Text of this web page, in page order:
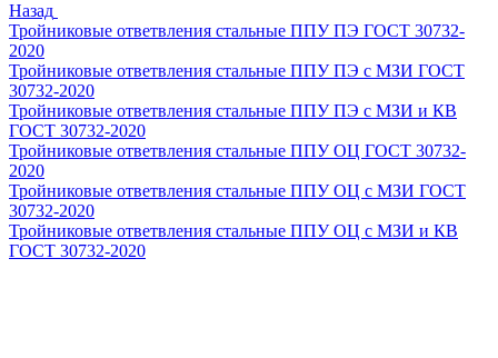
Назад
Тройниковые ответвления стальные ППУ ПЭ ГОСТ 30732-
2020
Тройниковые ответвления стальные ППУ ПЭ с МЗИ ГОСТ
30732-2020
Тройниковые ответвления стальные ППУ ПЭ с МЗИ и КВ
ГОСТ 30732-2020
Тройниковые ответвления стальные ППУ ОЦ ГОСТ 30732-
2020
Тройниковые ответвления стальные ППУ ОЦ с МЗИ ГОСТ
30732-2020
Тройниковые ответвления стальные ППУ ОЦ с МЗИ и КВ
ГОСТ 30732-2020